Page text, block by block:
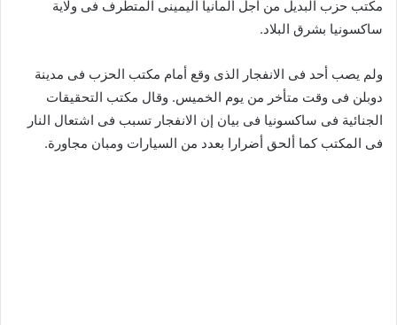
مكتب حزب البديل من أجل ألمانيا اليمينى المتطرف فى ولاية
ساكسونيا بشرق البلاد.
ولم يصب أحد فى الانفجار الذى وقع أمام مكتب الحزب فى مدينة
دوبلن فى وقت متأخر من يوم الخميس. وقال مكتب التحقيقات
الجنائية فى ساكسونيا فى بيان إن الانفجار تسبب فى اشتعال النار
فى المكتب كما ألحق أضرارا بعدد من السيارات ومبان مجاورة.